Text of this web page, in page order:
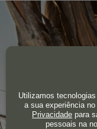
Utilizamos
a sua experiência
Privacidade para
pessoais na